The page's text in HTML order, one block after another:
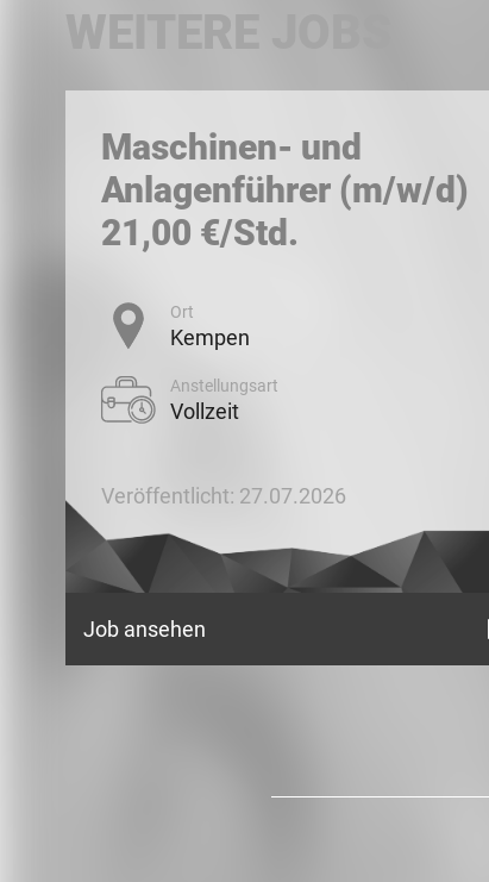
Maschinen- und
Anlagenführer (m/w/d)
21,00 €/Std.
Ort
Kempen
Anstellungsart
Vollzeit
Veröffentlicht: 27.07.2026
Job ansehen